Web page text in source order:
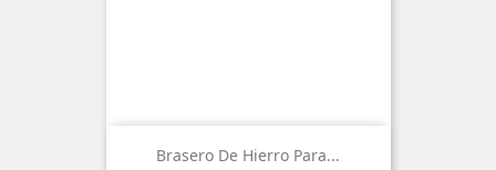
Brasero De Hierro Para...